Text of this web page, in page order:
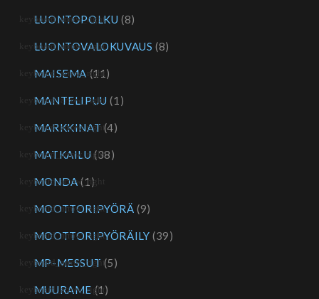
LUONTOPOLKU (8)
LUONTOVALOKUVAUS (8)
MAISEMA (11)
MANTELIPUU (1)
MARKKINAT (4)
MATKAILU (38)
MONDA (1)
MOOTTORIPYÖRÄ (9)
MOOTTORIPYÖRÄILY (39)
MP-MESSUT (5)
MUURAME (1)